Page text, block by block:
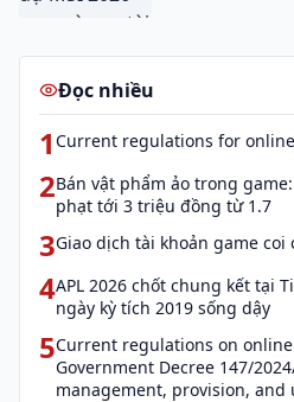
Đọc nhiều
1 Current regulations for
2Bán vật phẩm ảo trong
phạt tới 3 triệu đồng từ 1.7
3Giao dịch tài khoản game
4APL 2026 chốt chung kết tại
ngày kỳ tích 2019 sống dậy
5Current regulations on
Government Decree 147/
management, provision, and